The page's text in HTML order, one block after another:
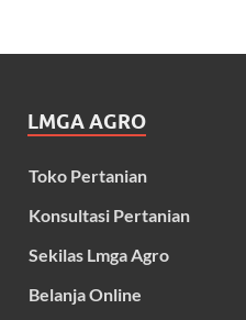
LMGA AGRO
Toko Pertanian
Konsultasi Pertanian
Sekilas Lmga Agro
Belanja Online